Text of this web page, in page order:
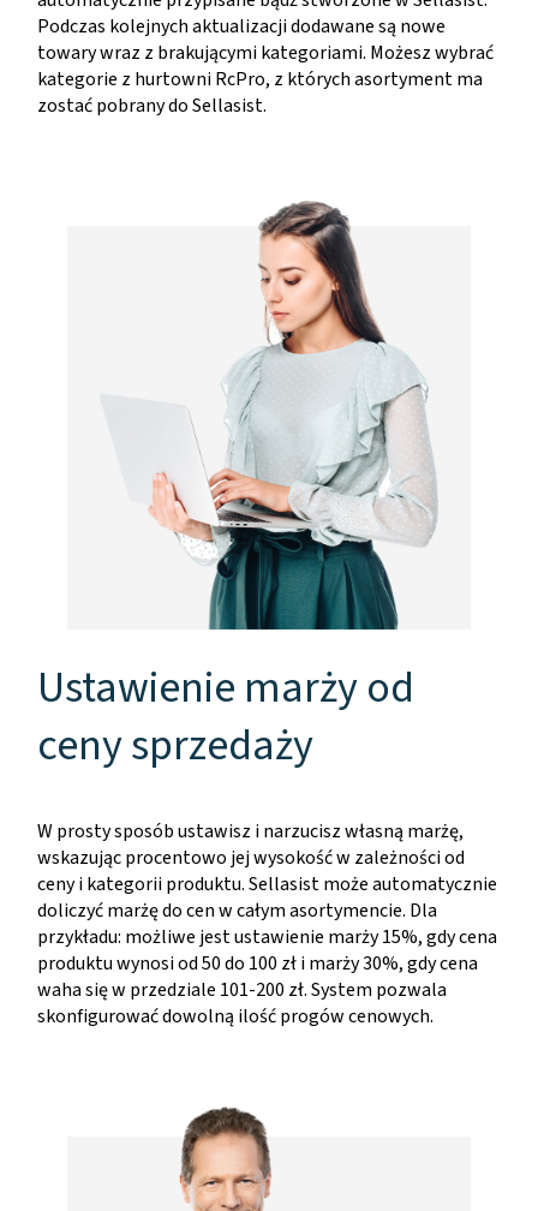
Podczas kolejnych aktualizacji dodawane są nowe
towary wraz z brakującymi kategoriami. Możesz wybrać
kategorie z hurtowni RcPro, z których asortyment ma
zostać pobrany do Sellasist.
Ustawienie marży od
ceny sprzedaży
W prosty sposób ustawisz i narzucisz własną marżę,
wskazując procentowo jej wysokość w zależności od
ceny i kategorii produktu. Sellasist może automatycznie
doliczyć marżę do cen w całym asortymencie. Dla
przykładu: możliwe jest ustawienie marży 15%, gdy cena
produktu wynosi od 50 do 100 zł i marży 30%, gdy cena
waha się w przedziale 101-200 zł. System pozwala
skonfigurować dowolną ilość progów cenowych.